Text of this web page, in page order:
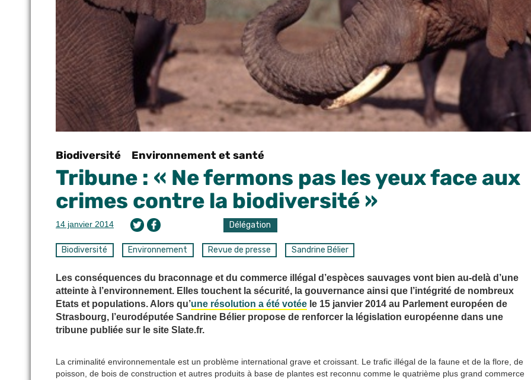
Biodiversité Environnement et santé
Tribune : « Ne fermons pas les yeux face aux
crimes contre la biodiversité »
14 janvier 2014 Délégation
Biodiversité Environnement Revue de presse Sandrine Bélier
Les conséquences du braconnage et du commerce illégal d’espèces sauvages vont bien au-delà d’une
atteinte à l’environnement. Elles touchent la sécurité, la gouvernance ainsi que l’intégrité de nombreux
Etats et populations. Alors qu’une résolution a été votée le 15 janvier 2014 au Parlement européen de
Strasbourg, l’eurodéputée Sandrine Bélier propose de renforcer la législation européenne dans une
tribune publiée sur le site Slate.fr.
La criminalité environnementale est un problème international grave et croissant. Le trafic illégal de la faune et de la flore, de
poisson, de bois de construction et autres produits à base de plantes est reconnu comme le quatrième plus grand commerce